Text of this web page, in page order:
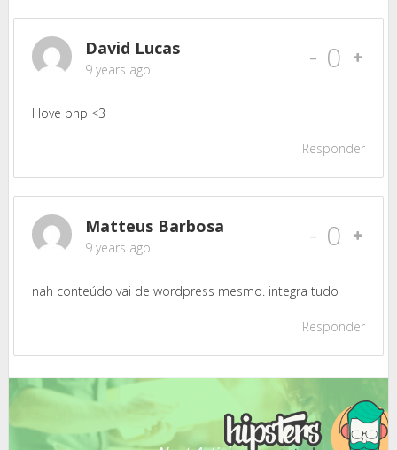
David Lucas
9 years ago - 0
I love php <3
Responder
Matteus Barbosa
9 years ago - 0
nah conteúdo vai de wordpress mesmo. integra tudo
Responder